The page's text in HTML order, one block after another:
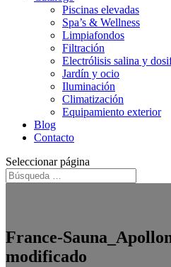
Piscinas elevadas
Spa’s & Wellness
Limpiafondos
Filtración
Electrólisis salina y
Jardín y ocio
Iluminación
Climatización
Equipamiento exterior
Blog
Contacto
Seleccionar página
France-
modificado